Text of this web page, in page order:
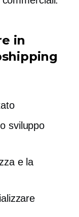
in
sviluppo
e la